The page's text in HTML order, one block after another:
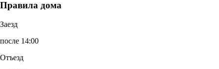
Правила дома
Заезд
после 14:00
Отъезд